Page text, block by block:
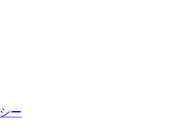
ー